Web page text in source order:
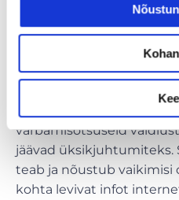
andmeid, et ettevõtte ja
värvatava uue inimese
Kindlasti saab olema
värbamisotsuseid
jäävad üksikjuhtumiteks.
teab ja nõustub vaikimisi
kohta levivat infot